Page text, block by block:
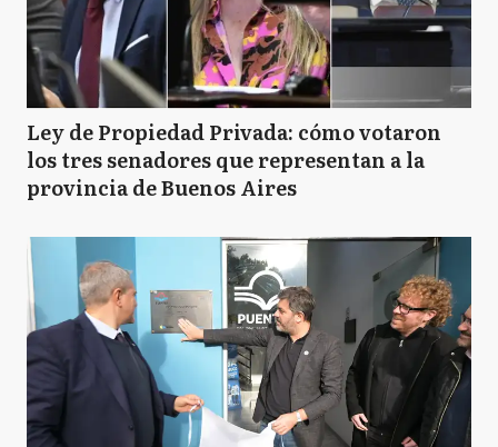
Ley de Propiedad Privada: cómo votaron
los tres senadores que representan a la
provincia de Buenos Aires